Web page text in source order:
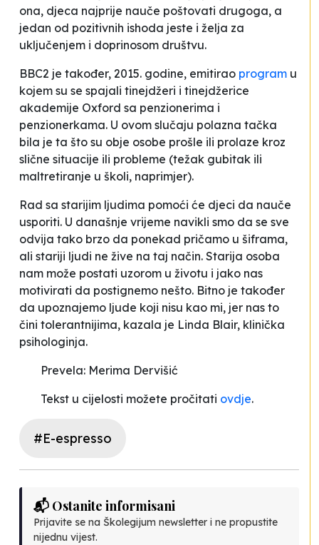
ona, djeca najprije nauče poštovati drugoga, a
jedan od pozitivnih ishoda jeste i želja za
uključenjem i doprinosom društvu.
BBC2 je također, 2015. godine, emitirao program u
kojem su se spajali tinejdžeri i tinejdžerice
akademije Oxford sa penzionerima i
penzionerkama. U ovom slučaju polazna tačka
bila je ta što su obje osobe prošle ili prolaze kroz
slične situacije ili probleme (težak gubitak ili
maltretiranje u školi, naprimjer).
Rad sa starijim ljudima pomoći će djeci da nauče
usporiti. U današnje vrijeme navikli smo da se sve
odvija tako brzo da ponekad pričamo u šiframa,
ali stariji ljudi ne žive na taj način. Starija osoba
nam može postati uzorom u životu i jako nas
motivirati da postignemo nešto. Bitno je također
da upoznajemo ljude koji nisu kao mi, jer nas to
čini tolerantnijima, kazala je Linda Blair, klinička
psihologinja.
Prevela: Merima Dervišić
Tekst u cijelosti možete pročitati ovdje.
#E-espresso
📬 Ostanite informisani
Prijavite se na Školegijum newsletter i ne propustite
nijednu vijest.